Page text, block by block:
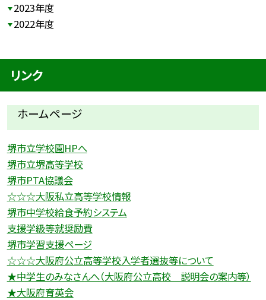
2023年度
2022年度
リンク
ホームページ
堺市立学校園HPへ
堺市立堺高等学校
堺市PTA協議会
☆☆☆大阪私立高等学校情報
堺市中学校給食予約システム
支援学級等就奨励費
堺市学習支援ページ
☆☆☆大阪府公立高等学校入学者選抜等について
★中学生のみなさんへ（大阪府公立高校 説明会の案内等）
★大阪府育英会